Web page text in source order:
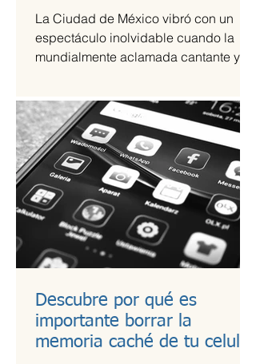
CDMX
La Ciudad de México vibró con un
espectáculo inolvidable cuando la
mundialmente aclamada cantante y
Descubre por qué es
importante borrar la
memoria caché de tu celular